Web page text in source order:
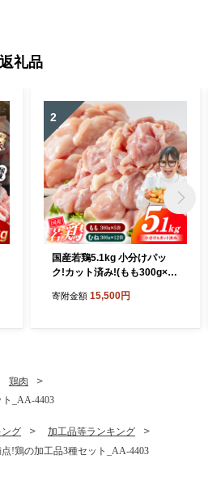
礼品
2
国産若鶏5.1kg 小分けパッ
ク!カット済み!(もも300g×5
-007-N5100g
寄附金額 15,500円
鶏肉
_AA-4403
ング
加工品等ランキング
!鶏の加工品3種セット_AA-4403